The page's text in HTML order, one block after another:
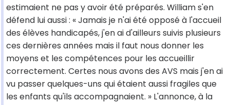
estimaient ne pas y avoir été préparés. William s'en
défend lui aussi : « Jamais je n'ai été opposé à l'accueil
des élèves handicapés, j'en ai d'ailleurs suivis plusieurs
ces dernières années mais il faut nous donner les
moyens et les compétences pour les accueillir
correctement. Certes nous avons des AVS mais j'en ai
vu passer quelques-uns qui étaient aussi fragiles que
les enfants qu'ils accompagnaient. » L'annonce, à la